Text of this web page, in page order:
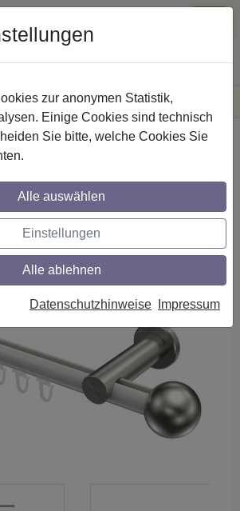
Lieferung innerhalb Deutschlands
Sichere Zahlung
Aluminium / Metall
mit Innenlauf aus
in 20 mm Ø, 1-läufig,
- Luino Weiß / Edelstahl-
zur anonymen Statistik,
Einige Cookies sind technisch
Sie bitte, welche Cookies Sie
Alle auswählen
Einstellungen
Alle ablehnen
Datenschutzhinweise Impressum